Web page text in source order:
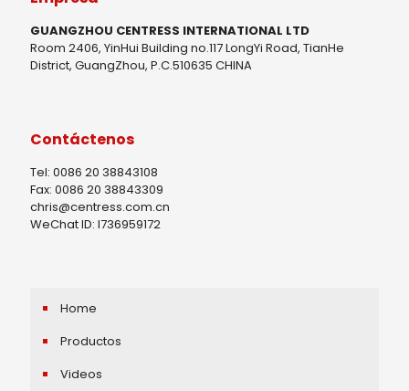
GUANGZHOU CENTRESS INTERNATIONAL LTD
Room 2406, YinHui Building no.117 LongYi Road, TianHe
District, GuangZhou, P.C.510635 CHINA
Contáctenos
Tel: 0086 20 38843108
Fax: 0086 20 38843309
chris@centress.com.cn
WeChat ID: I736959172
Home
Productos
Videos